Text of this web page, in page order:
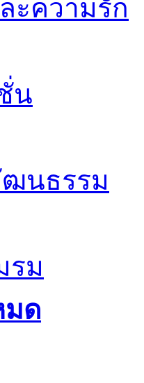
ะความรัก
น
นธรรม
รม
มด